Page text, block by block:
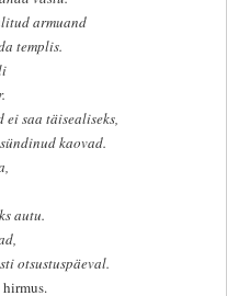
armuand
templis.
saa täisealiseks,
kaovad.
autu.
otsustuspäeval.